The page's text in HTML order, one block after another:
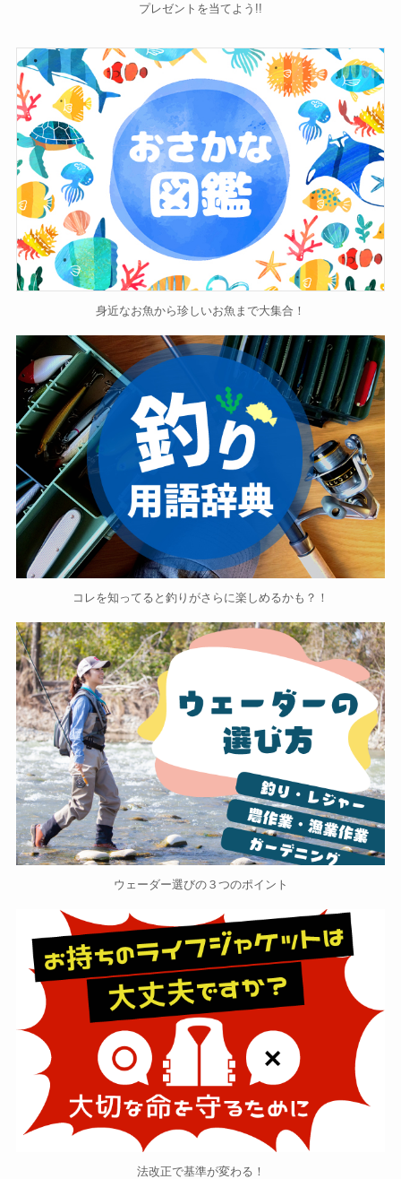
プレゼントを当てよう!!
身近なお魚から珍しいお魚まで大集合！
コレを知ってると釣りがさらに楽しめるかも？！
ウェーダー選びの３つのポイント
法改正で基準が変わる！